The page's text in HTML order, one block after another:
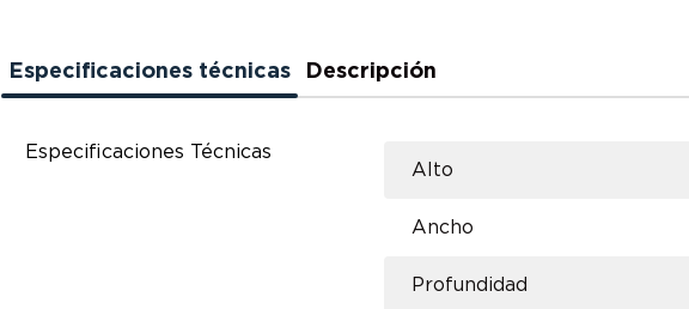
Especificaciones técnicas Descripción
Especificaciones Técnicas
Alto
Ancho
Profundidad